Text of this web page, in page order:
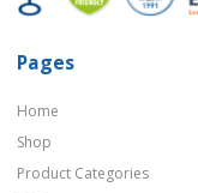
Pages
Home
Shop
Product Categories